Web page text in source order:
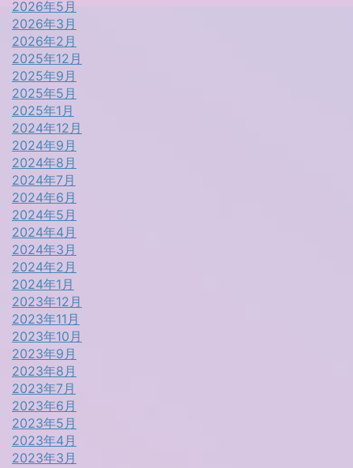
2026年5月
2026年3月
2026年2月
2025年12月
2025年9月
2025年5月
2025年1月
2024年12月
2024年9月
2024年8月
2024年7月
2024年6月
2024年5月
2024年4月
2024年3月
2024年2月
2024年1月
2023年12月
2023年11月
2023年10月
2023年9月
2023年8月
2023年7月
2023年6月
2023年5月
2023年4月
2023年3月